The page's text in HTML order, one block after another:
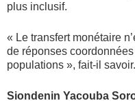
plus inclusif.
« Le transfert monétaire
de réponses
populations », fait-il savoir.
Siondenin Yacouba